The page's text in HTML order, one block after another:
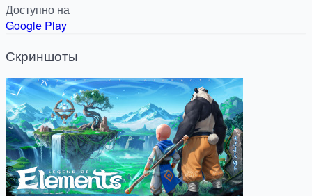
Доступно на
Google Play
Скриншоты